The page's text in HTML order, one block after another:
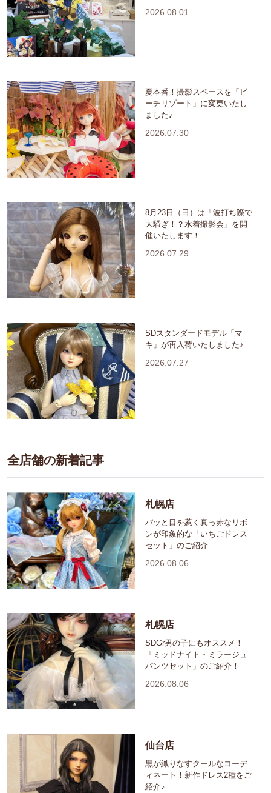
2026.08.01
夏本番！撮影スペースを「ビ
ーチリゾート」に変更いたし
ました♪
2026.07.30
8月23日（日）は「波打ち際で
大騒ぎ！？水着撮影会」を開
催いたします！
2026.07.29
SDスタンダードモデル「マ
キ」が再入荷いたしました♪
2026.07.27
全店舗の新着記事
札幌店
パッと目を惹く真っ赤なリボ
ンが印象的な「いちごドレス
セット」のご紹介
2026.08.06
札幌店
SDGr男の子にもオススメ！
「ミッドナイト・ミラージュ
パンツセット」のご紹介！
2026.08.06
仙台店
黒が織りなすクールなコーデ
ィネート！新作ドレス2種をご
紹介♪